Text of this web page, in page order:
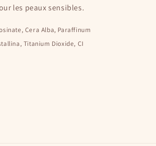
les peaux sensibles.
Cera Alba, Paraffinum
Titanium Dioxide, CI